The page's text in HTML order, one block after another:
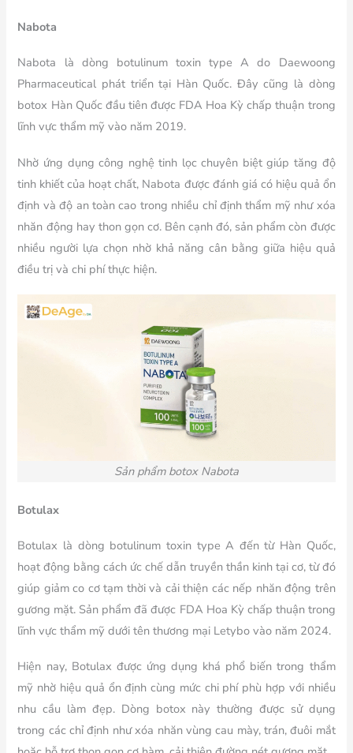
Nabota
Nabota là dòng botulinum toxin type A do Daewoong
Pharmaceutical phát triển tại Hàn Quốc. Đây cũng là dòng
botox Hàn Quốc đầu tiên được FDA Hoa Kỳ chấp thuận trong
lĩnh vực thẩm mỹ vào năm 2019.
Nhờ ứng dụng công nghệ tinh lọc chuyên biệt giúp tăng độ
tinh khiết của hoạt chất, Nabota được đánh giá có hiệu quả ổn
định và độ an toàn cao trong nhiều chỉ định thẩm mỹ như xóa
nhăn động hay thon gọn cơ. Bên cạnh đó, sản phẩm còn được
nhiều người lựa chọn nhờ khả năng cân bằng giữa hiệu quả
điều trị và chi phí thực hiện.
Sản phẩm botox Nabota
Botulax
Botulax là dòng botulinum toxin type A đến từ Hàn Quốc,
hoạt động bằng cách ức chế dẫn truyền thần kinh tại cơ, từ đó
giúp giảm co cơ tạm thời và cải thiện các nếp nhăn động trên
gương mặt. Sản phẩm đã được FDA Hoa Kỳ chấp thuận trong
lĩnh vực thẩm mỹ dưới tên thương mại Letybo vào năm 2024.
Hiện nay, Botulax được ứng dụng khá phổ biến trong thẩm
mỹ nhờ hiệu quả ổn định cùng mức chi phí phù hợp với nhiều
nhu cầu làm đẹp. Dòng botox này thường được sử dụng
trong các chỉ định như xóa nhăn vùng cau mày, trán, đuôi mắt